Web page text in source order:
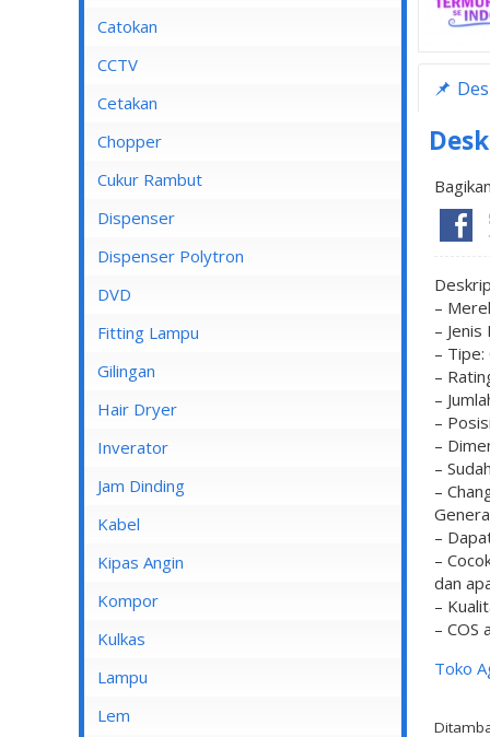
–
–
– Tipe:
–
–
–
–
–
–
–
–
dan
–
– COS
Toko
Blender Kirin
Blender Maspion
Blender Miyako
MCB 1 Pole
MCB 2 Pole
MCB 3 Pole
MCB 4 Pole
Catokan
CCTV
DVR
Cetakan
Chopper
Cukur Rambut
Dispenser
Dispenser Cosmos
Dispenser Miyako
Dispenser Sanken
Dispenser Polytron
DVD
Fitting Lampu
Gilingan
Hair Dryer
Inverator
Jam Dinding
Kabel
Inbow/Outbow T Dus
Kabel Aksesoris
Kabel Antena
Kabel BC
Kipas Angin
Kipas Angin Berdiri
Kipas Angin Dinding
Kipas Angin Duduk
Kipas Angin Gantung
Kompor
Kompor Rinnai
Kulkas
LG
POLYTRON
Lampu
Fitting Lampu
Lem